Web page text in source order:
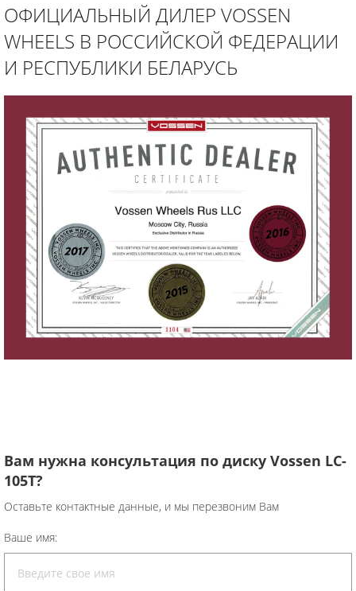
ОФИЦИАЛЬНЫЙ ДИЛЕР VOSSEN
WHEELS В РОССИЙСКОЙ ФЕДЕРАЦИИ
И РЕСПУБЛИКИ БЕЛАРУСЬ
Вам нужна консультация по диску Vossen LC-
105T?
Оставьте контактные данные, и мы перезвоним Вам
Ваше имя: